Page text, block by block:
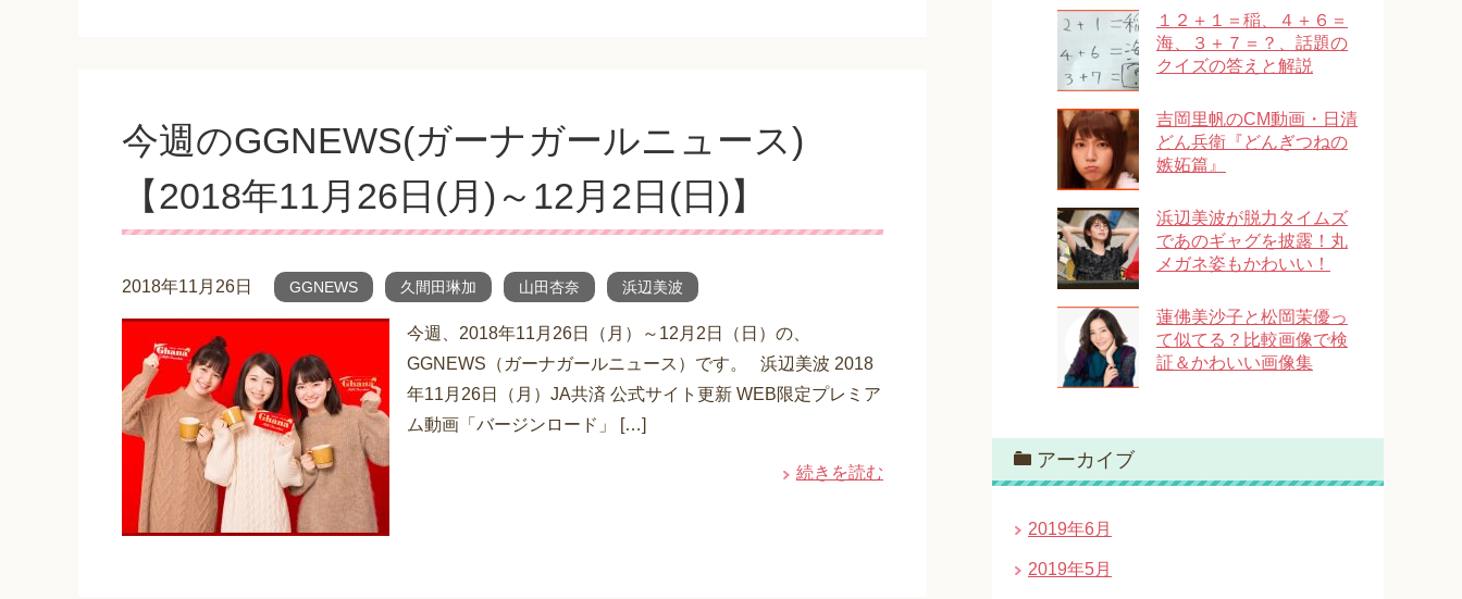
今週のGGNEWS(ガーナガールニュース)
【2018年11月26日(月)～12月2日(日)】
2018年11月26日 GGNEWS 久間田琳加 山田杏奈 浜辺美波
今週、2018年11月26日（月）～12月2日（日）の、
GGNEWS（ガーナガールニュース）です。 浜辺美波 2018
年11月26日（月）JA共済 公式サイト更新 WEB限定プレミア
ム動画「バージンロード」 […]
続きを読む
１２＋１＝稲、４＋６＝
海、３＋７＝？、話題の
クイズの答えと解説
吉岡里帆のCM動画・日清
どん兵衛『どんぎつねの
嫉妬篇』
浜辺美波が脱力タイムズ
であのギャグを披露！丸
メガネ姿もかわいい！
蓮佛美沙子と松岡茉優っ
て似てる？比較画像で検
証＆かわいい画像集
アーカイブ
2019年6月
2019年5月